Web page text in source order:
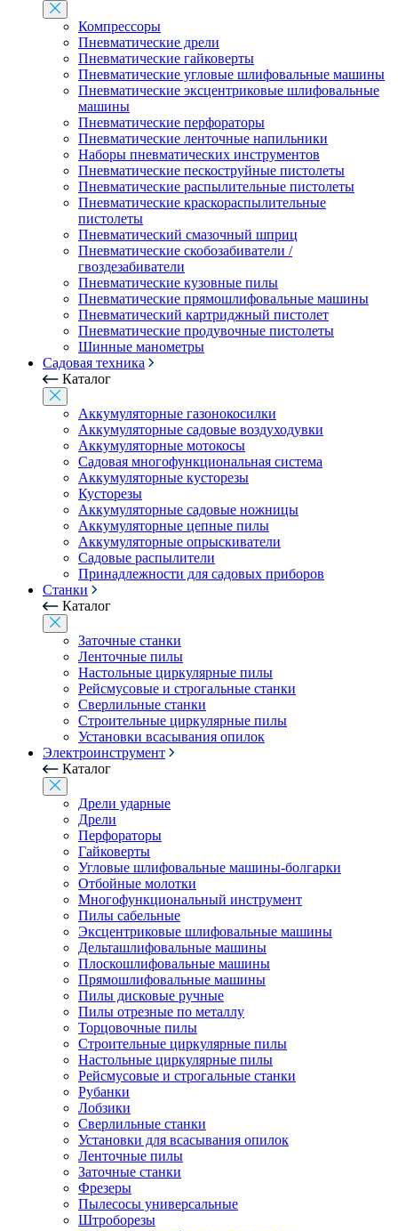
Компрессоры
Пневматические дрели
Пневматические гайковерты
Пневматические угловые шлифовальные машины
Пневматические эксцентриковые шлифовальные
машины
Пневматические перфораторы
Пневматические ленточные напильники
Наборы пневматических инструментов
Пневматические пескоструйные пистолеты
Пневматические распылительные пистолеты
Пневматические краскораспылительные
пистолеты
Пневматический смазочный шприц
Пневматические скобозабиватели /
гвоздезабиватели
Пневматические кузовные пилы
Пневматические прямошлифовальные машины
Пневматический картриджный пистолет
Пневматические продувочные пистолеты
Шинные манометры
Садовая техника
Каталог
Аккумуляторные газонокосилки
Аккумуляторные садовые воздуходувки
Аккумуляторные мотокосы
Садовая многофункциональная система
Аккумуляторные кусторезы
Кусторезы
Аккумуляторные садовые ножницы
Аккумуляторные цепные пилы
Аккумуляторные опрыскиватели
Садовые распылители
Принадлежности для садовых приборов
Станки
Каталог
Заточные станки
Ленточные пилы
Настольные циркулярные пилы
Рейсмусовые и строгальные станки
Сверлильные станки
Строительные циркулярные пилы
Установки всасывания опилок
Электроинструмент
Каталог
Дрели ударные
Дрели
Перфораторы
Гайковерты
Угловые шлифовальные машины-болгарки
Отбойные молотки
Многофункциональный инструмент
Пилы сабельные
Эксцентриковые шлифовальные машины
Дельташлифовальные машины
Плоскошлифовальные машины
Прямошлифовальные машины
Пилы дисковые ручные
Пилы отрезные по металлу
Торцовочные пилы
Строительные циркулярные пилы
Настольные циркулярные пилы
Рейсмусовые и строгальные станки
Рубанки
Лобзики
Сверлильные станки
Установки для всасывания опилок
Ленточные пилы
Заточные станки
Фрезеры
Пылесосы универсальные
Штроборезы